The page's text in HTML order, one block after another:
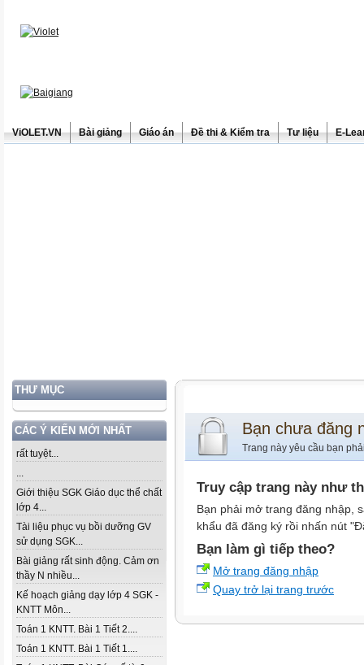
ViOLET.VN Bài giảng Giáo án Đề thi & Kiểm tra Tư liệu E-
THƯ MỤC
CÁC Ý KIẾN MỚI NHẤT
rất tuyệt...
...
Giới thiệu SGK Giáo dục thể chất
lớp 4...
Tài liệu phục vụ bồi dưỡng GV
sử dụng SGK...
Bài giảng rất sinh động. Cảm ơn
thầy N nhiều...
Kế hoạch giảng dạy lớp 4 SGK -
KNTT Môn...
Toán 1 KNTT. Bài 1 Tiết 2....
Toán 1 KNTT. Bài 1 Tiết 1....
Bạn chưa đăng
Trang này yêu cầu bạn
Truy cập trang này như
Bạn phải mở trang đăng nhập,
khẩu đã đăng ký rồi nhấn nút
Bạn làm gì tiếp theo?
Mở trang đăng nhập
Quay trở lại trang trước